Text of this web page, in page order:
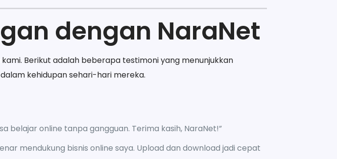
dengan NaraNet
Berikut adalah beberapa testimoni yang menunjukkan
kehidupan sehari-hari mereka.
belajar online tanpa gangguan. Terima kasih, NaraNet!”
mendukung bisnis online saya. Upload dan download jadi cepat